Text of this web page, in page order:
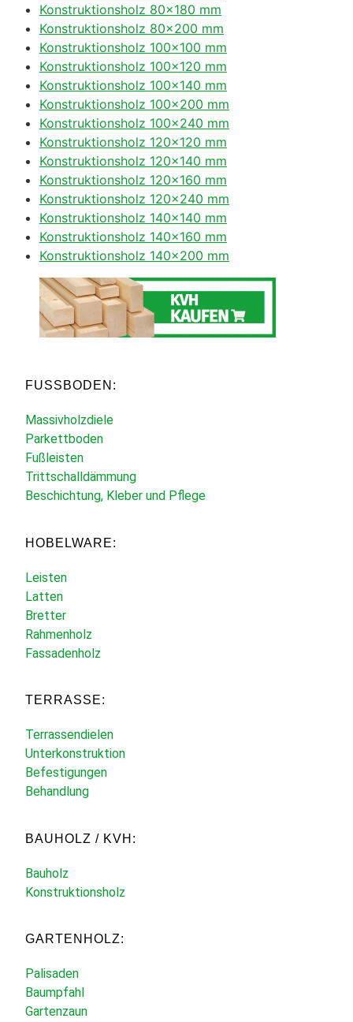
Konstruktionsholz 80×180 mm
Konstruktionsholz 80×200 mm
Konstruktionsholz 100×100 mm
Konstruktionsholz 100×120 mm
Konstruktionsholz 100×140 mm
Konstruktionsholz 100×200 mm
Konstruktionsholz 100×240 mm
Konstruktionsholz 120×120 mm
Konstruktionsholz 120×140 mm
Konstruktionsholz 120×160 mm
Konstruktionsholz 120×240 mm
Konstruktionsholz 140×140 mm
Konstruktionsholz 140×160 mm
Konstruktionsholz 140×200 mm
FUSSBODEN:
Massivholzdiele
Parkettboden
Fußleisten
Trittschalldämmung
Beschichtung, Kleber und Pflege
HOBELWARE:
Leisten
Latten
Bretter
Rahmenholz
Fassadenholz
TERRASSE:
Terrassendielen
Unterkonstruktion
Befestigungen
Behandlung
BAUHOLZ / KVH:
Bauholz
Konstruktionsholz
GARTENHOLZ:
Palisaden
Baumpfahl
Gartenzaun